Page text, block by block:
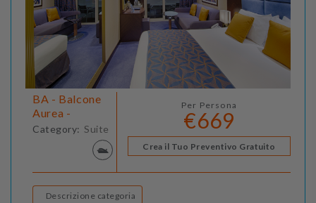
BA - Balcone
Aurea -
Category: Suite
Per Persona
€669
Crea il Tuo Preventivo Gratuito
Descrizione categoria